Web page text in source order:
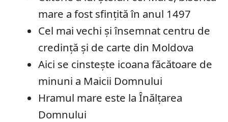
mare a fost sfințită în anul 1497
Cel mai vechi și însemnat centru de
credință și de carte din Moldova
Aici se cinstește icoana făcătoare de
minuni a Maicii Domnului
Hramul mare este la Înălțarea
Domnului